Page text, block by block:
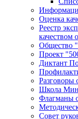
Оценка
Реестр
качеством
Общество
Проект
Диктант
Разговоры
Школа
Флагманы
Совет